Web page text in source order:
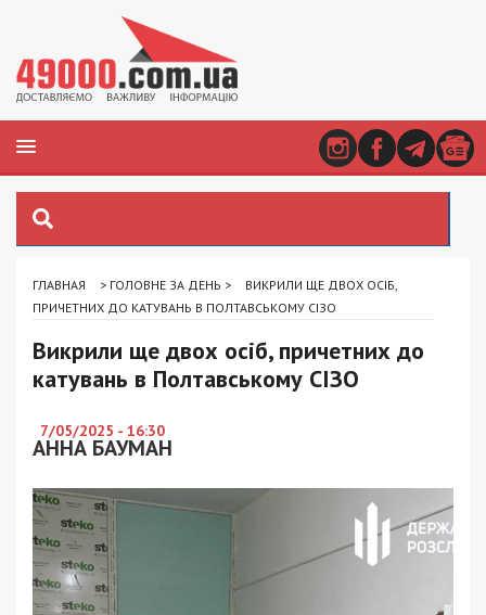
ГЛАВНАЯ > ГОЛОВНЕ ЗА ДЕНЬ >
ВИКРИЛИ ЩЕ ДВОХ ОСІБ,
ПРИЧЕТНИХ ДО КАТУВАНЬ В ПОЛТАВСЬКОМУ СІЗО
Викрили ще двох осіб, причетних до
катувань в Полтавському СІЗО
7/05/2025 - 16:30
АННА БАУМАН